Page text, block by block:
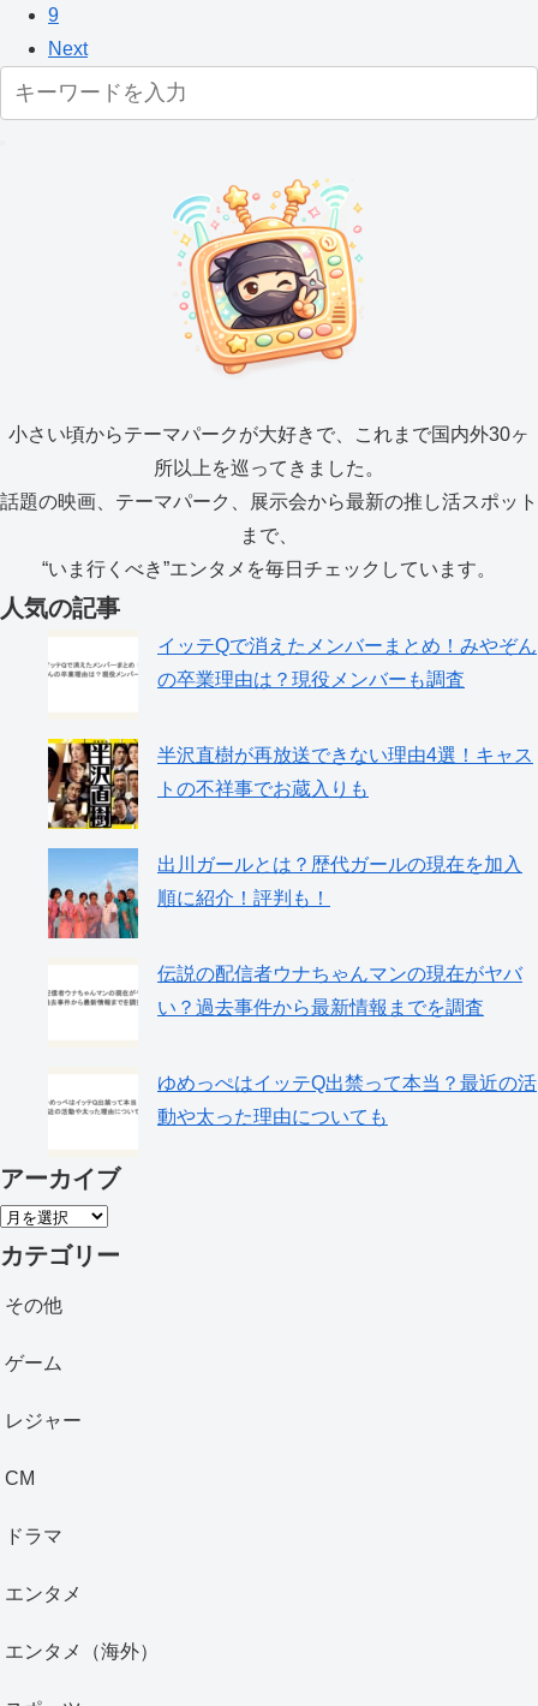
9
Next
小さい頃からテーマパークが大好きで、これまで国内外30ヶ
所以上を巡ってきました。
話題の映画、テーマパーク、展示会から最新の推し活スポット
まで、
“いま行くべき”エンタメを毎日チェックしています。
人気の記事
イッテQで消えたメンバーまとめ！みやぞん
の卒業理由は？現役メンバーも調査
半沢直樹が再放送できない理由4選！キャス
トの不祥事でお蔵入りも
出川ガールとは？歴代ガールの現在を加入
順に紹介！評判も！
伝説の配信者ウナちゃんマンの現在がヤバ
い？過去事件から最新情報までを調査
ゆめっぺはイッテQ出禁って本当？最近の活
動や太った理由についても
アーカイブ
ア
ー
イ
カテゴリー
その他
ゲーム
レジャー
CM
ドラマ
エンタメ
エンタメ（海外）